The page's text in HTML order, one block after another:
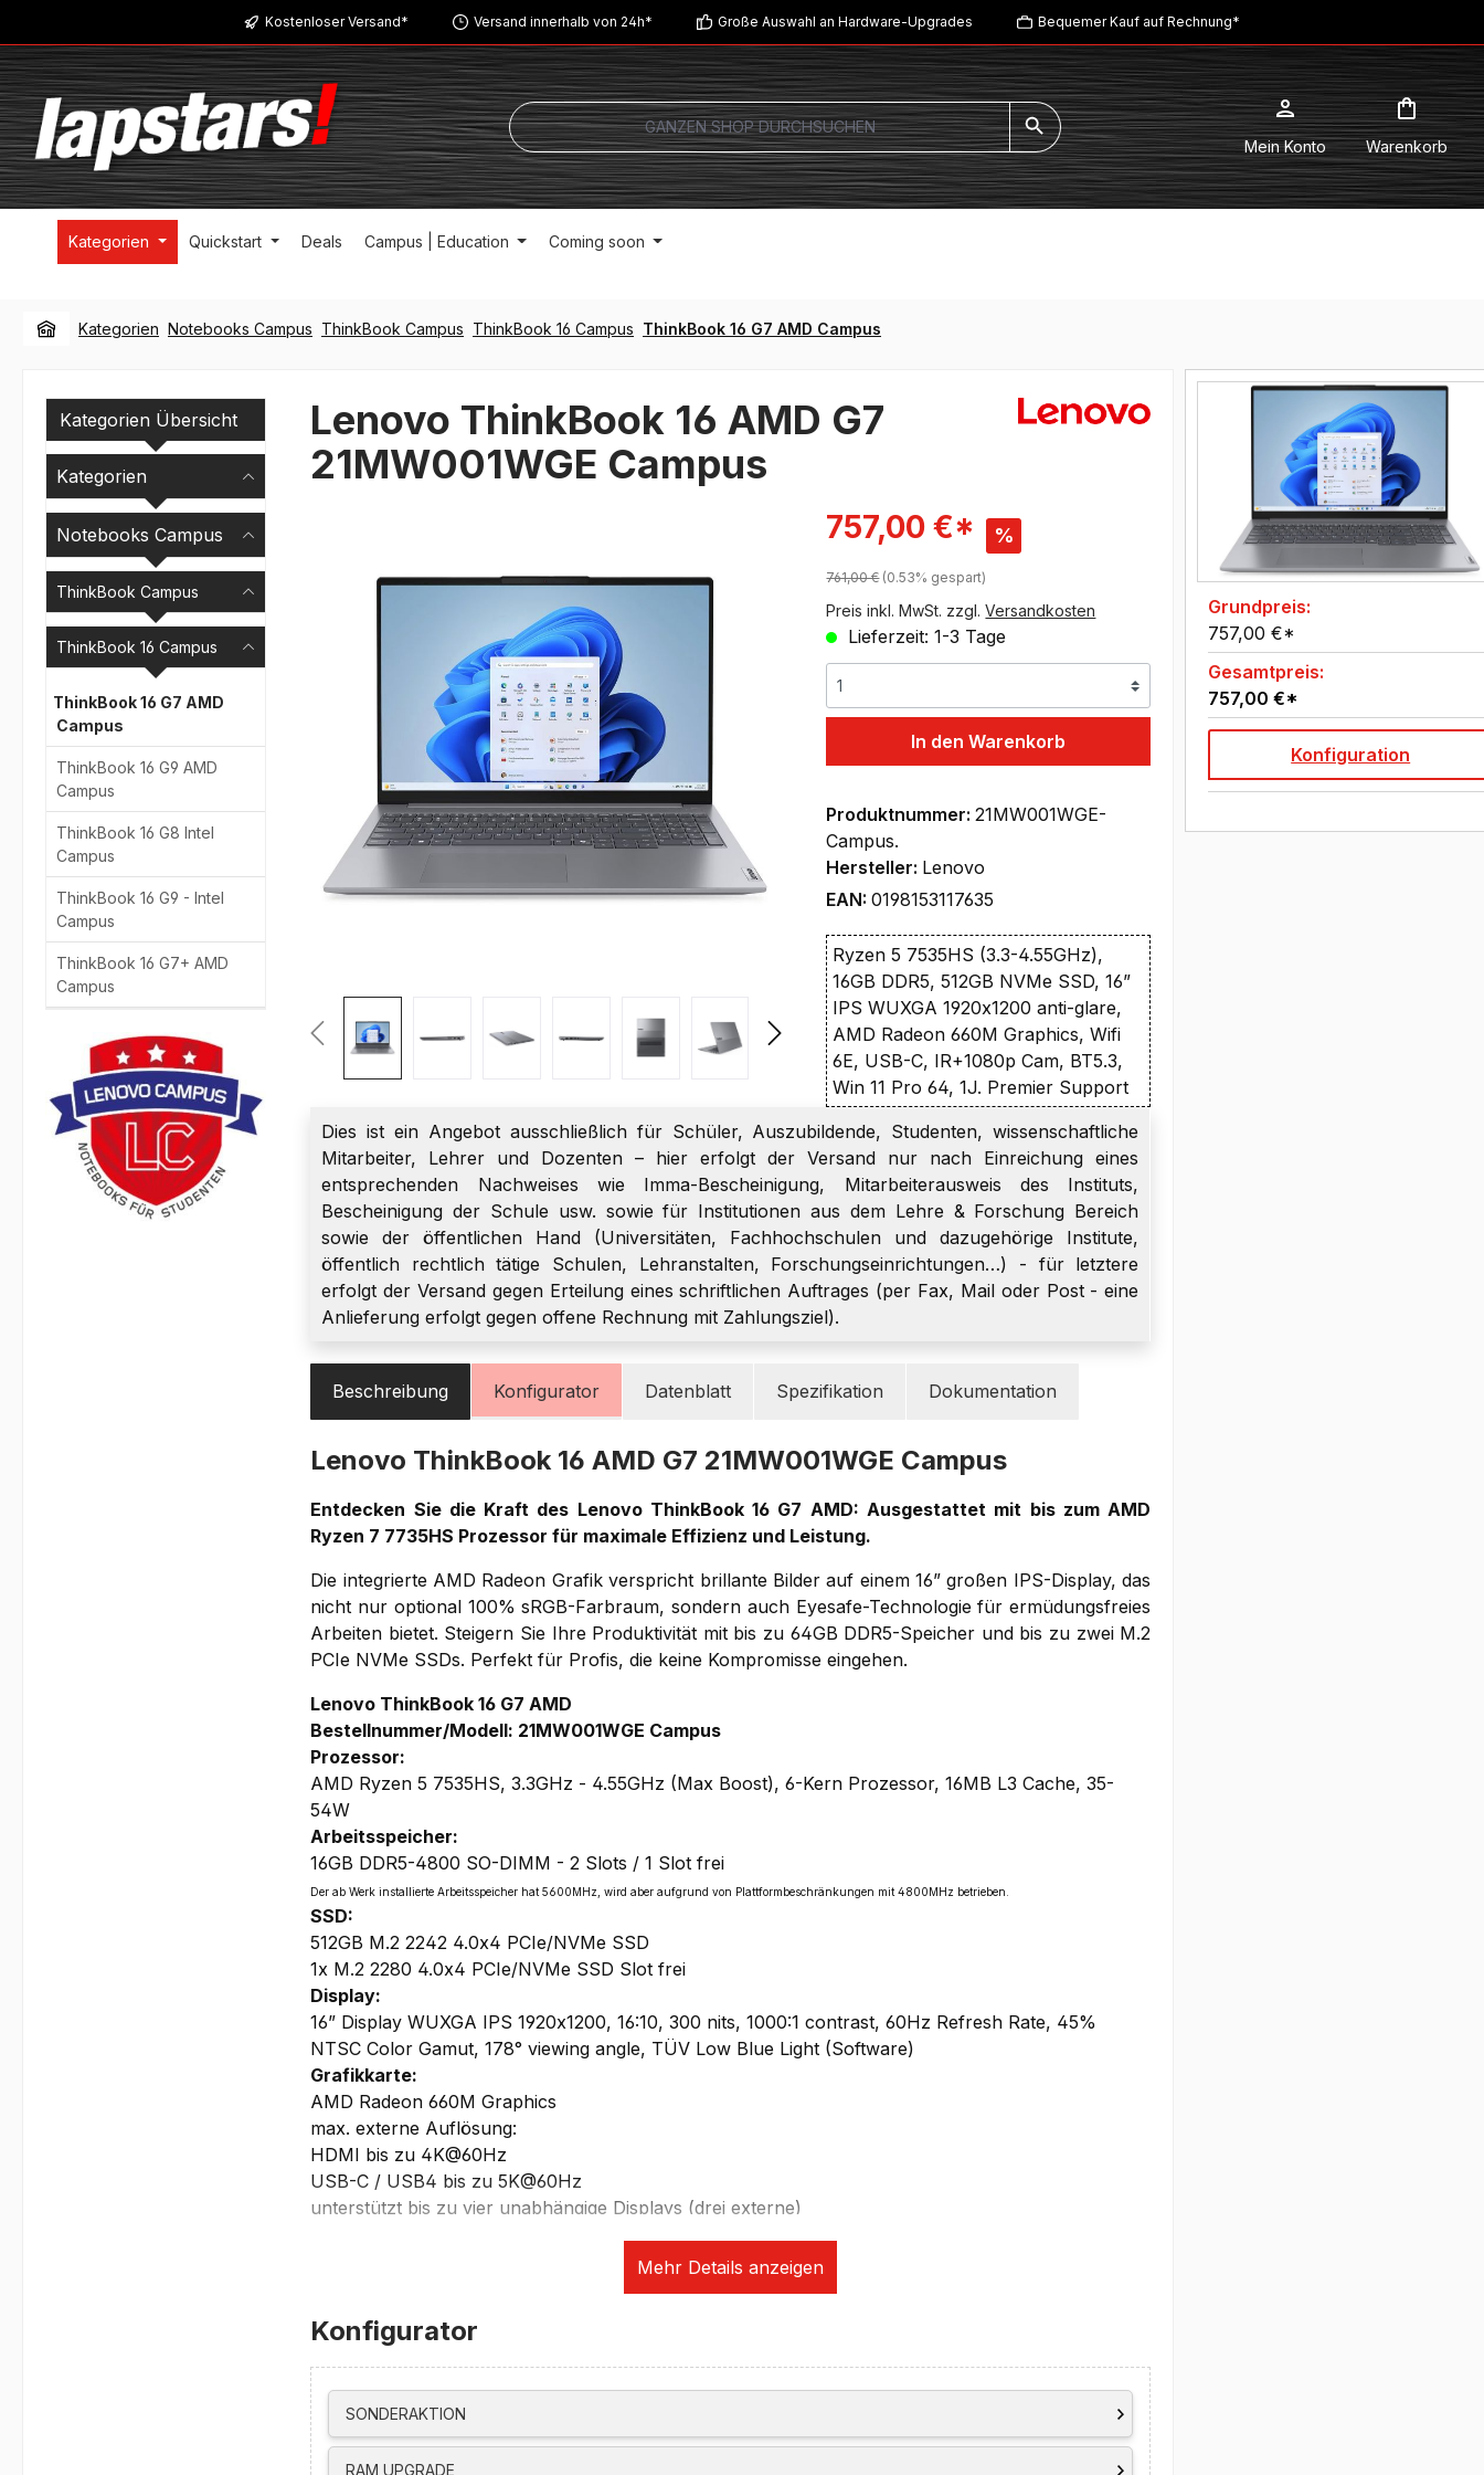
Zur Hauptnavigation springenKostenloser Versand* Versand innerhalb von 24h* Große Auswahl an Hardware-Upgrades Bequemer Kauf auf Rechnung*
Mein Konto Warenkorb
Kategorien Quickstart Deals Campus | Education Coming soon
Kategorien Notebooks Campus ThinkBook Campus ThinkBook 16 Campus ThinkBook 16 G7 AMD Campus
Kategorien Übersicht
Kategorien
Notebooks Campus
ThinkBook Campus
ThinkBook 16 Campus
ThinkBook 16 G7 AMD
Campus
ThinkBook 16 G9 AMD
Campus
ThinkBook 16 G8 Intel
Campus
ThinkBook 16 G9 - Intel
Campus
ThinkBook 16 G7+ AMD
Campus
Lenovo ThinkBook 16 AMD G7
21MW001WGE Campus
Verkaufspreis:
757,00 €* %
Regulärer Preis:
761,00 € (0.53% gespart)
Preis inkl. MwSt. zzgl.Versandkosten
Lieferzeit: 1-3 Tage
In den Warenkorb
Produktnummer:21MW001WGE-
Campus.
Hersteller: Lenovo
EAN:0198153117635
Ryzen 5 7535HS (3.3-4.55GHz),
16GB DDR5, 512GB NVMe SSD, 16”
IPS WUXGA 1920x1200 anti-glare,
AMD Radeon 660M Graphics, Wifi
6E, USB-C, IR+1080p Cam, BT5.3,
Win 11 Pro 64, 1J. Premier Support
Dies ist ein Angebot ausschließlich für Schüler, Auszubildende, Studenten, wissenschaftliche
Mitarbeiter, Lehrer und Dozenten – hier erfolgt der Versand nur nach Einreichung eines
entsprechenden Nachweises wie Imma-Bescheinigung, Mitarbeiterausweis des Instituts,
Bescheinigung der Schule usw. sowie für Institutionen aus dem Lehre & Forschung Bereich
sowie der öffentlichen Hand (Universitäten, Fachhochschulen und dazugehörige Institute,
öffentlich rechtlich tätige Schulen, Lehranstalten, Forschungseinrichtungen…) - für letztere
erfolgt der Versand gegen Erteilung eines schriftlichen Auftrages (per Fax, Mail oder Post - eine
Anlieferung erfolgt gegen offene Rechnung mit Zahlungsziel).
Beschreibung Konfigurator Datenblatt Spezifikation Dokumentation
Lenovo ThinkBook 16 AMD G7 21MW001WGE Campus
Entdecken Sie die Kraft des Lenovo ThinkBook 16 G7 AMD: Ausgestattet mit bis zum AMD
Ryzen 7 7735HS Prozessor für maximale Effizienz und Leistung.
Die integrierte AMD Radeon Grafik verspricht brillante Bilder auf einem 16” großen IPS-Display, das
nicht nur optional 100% sRGB-Farbraum, sondern auch Eyesafe-Technologie für ermüdungsfreies
Arbeiten bietet. Steigern Sie Ihre Produktivität mit bis zu 64GB DDR5-Speicher und bis zu zwei M.2
PCIe NVMe SSDs. Perfekt für Profis, die keine Kompromisse eingehen.
Lenovo ThinkBook 16 G7 AMD
Bestellnummer/Modell: 21MW001WGE Campus
Prozessor:
AMD Ryzen 5 7535HS, 3.3GHz - 4.55GHz (Max Boost), 6-Kern Prozessor, 16MB L3 Cache, 35-
54W
Arbeitsspeicher:
16GB DDR5-4800 SO-DIMM - 2 Slots / 1 Slot frei
Der ab Werk installierte Arbeitsspeicher hat 5600MHz, wird aber aufgrund von Plattformbeschränkungen mit 4800MHz betrieben.
SSD:
512GB M.2 2242 4.0x4 PCIe/NVMe SSD
1x M.2 2280 4.0x4 PCIe/NVMe SSD Slot frei
Display:
16” Display WUXGA IPS 1920x1200, 16:10, 300 nits, 1000:1 contrast, 60Hz Refresh Rate, 45%
NTSC Color Gamut, 178° viewing angle, TÜV Low Blue Light (Software)
Grafikkarte:
AMD Radeon 660M Graphics
max. externe Auflösung:
HDMI bis zu 4K@60Hz
USB-C / USB4 bis zu 5K@60Hz
unterstützt bis zu vier unabhängige Displays (drei externe)
kein optisches Laufwerk (optional per USB)
Wi-Fi 6E, 802.11ax 2x2 Wi-Fi WLAN
Bluetooth 5.3
Gigabit Ethernet, 1x RJ-45, supports Wake-on-LAN
Schnittstellen/Steckplätze:
Fingerprint Reader Touch-Style im Power Button
Konfigurator
SONDERAKTION
RAM UPGRADE
Grundpreis:
757,00 €*
Gesamtpreis:
757,00 €*
Konfiguration